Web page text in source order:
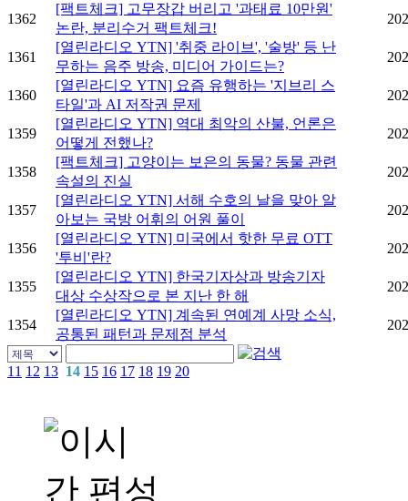
1362
[팩트체크] 고무장갑 버리고 '과태료 10만원'
논란, 분리수거 팩트체크!
1361
[열린라디오 YTN] '취중 라이브', '술방' 등 난
무하는 음주 방송, 미디어 가이드는?
1360
[열린라디오 YTN] 요즘 유행하는 '지브리 스
타일'과 AI 저작권 문제
1359
[열린라디오 YTN] 역대 최악의 산불, 언론은
어떻게 전했나?
1358
[팩트체크] 고양이는 보은의 동물? 동물 관련
속설의 진실
1357
[열린라디오 YTN] 서해 수호의 날을 맞아 알
아보는 국방 어휘의 어원 풀이
1356
[열린라디오 YTN] 미국에서 핫한 무료 OTT
'투비'란?
1355
[열린라디오 YTN] 한국기자상과 방송기자
대상 수상작으로 본 지난 한 해
1354
[열린라디오 YTN] 계속된 연예계 사망 소식,
공통된 패턴과 문제점 분석
11 12 13 14 15 16 17 18 19 20